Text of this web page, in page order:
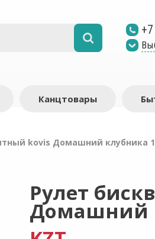
Канцтовары
kovis Домашний клубника
Рулет
Домашний